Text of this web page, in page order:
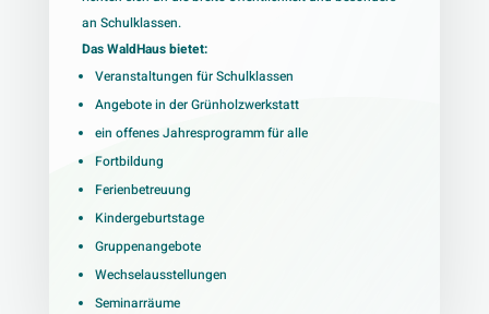
an Schulklassen.
Das WaldHaus bietet:
Veranstaltungen für Schulklassen
Angebote in der Grünholzwerkstatt
ein offenes Jahresprogramm für alle
Fortbildung
Ferienbetreuung
Kindergeburtstage
Gruppenangebote
Wechselausstellungen
Seminarräume